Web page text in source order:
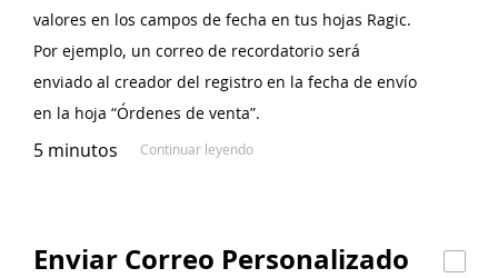
valores en los campos de fecha en tus hojas Ragic.
Por ejemplo, un correo de recordatorio será
enviado al creador del registro en la fecha de envío
en la hoja “Órdenes de venta”.
5 minutos Continuar leyendo
Enviar Correo Personalizado